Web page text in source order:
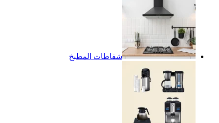
شفاطات المطبخ